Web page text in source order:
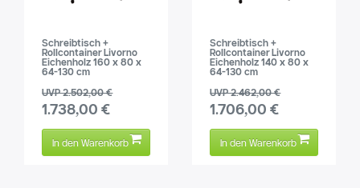
Schreibtisch +
Rollcontainer Livorno
Eichenholz 160 x 80 x
64-130 cm
UVP 2.502,00 €
1.738,00 €
In den Warenkorb
Schreibtisch +
Rollcontainer Livorno
Eichenholz 140 x 80 x
64-130 cm
UVP 2.462,00 €
1.706,00 €
In den Warenkorb